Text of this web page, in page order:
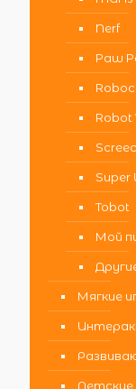
Nerf
Paw
Robot
Super
Tobot
Мой
Мягкие